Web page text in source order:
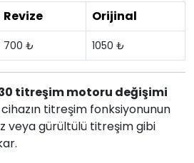
Revize Orijinal
700 ₺ 1050 ₺
titreşim motoru değişimi
titreşim fonksiyonunun
veya gürültülü titreşim gibi